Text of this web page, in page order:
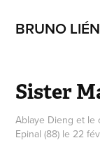
BRUNO
Sister
Ablaye Dieng et le
Epinal (88) le 22